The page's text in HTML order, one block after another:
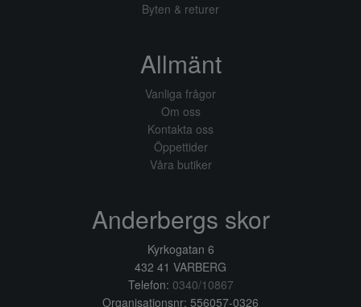
Byten & returer
Allmänt
Vanliga frågor
Om oss
Kontakta oss
Öppettider
Våra butiker
Anderbergs skor
Kyrkogatan 6
432 41 VARBERG
Telefon: 0340/10867
Organisationsnr: 556057-0326